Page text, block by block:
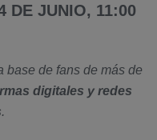
DE JUNIO, 11:00
base de fans de más de
digitales y redes
.